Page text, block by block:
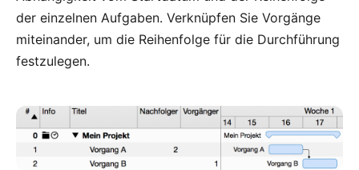
der einzelnen Aufgaben. Verknüpfen Sie Vorgänge
miteinander, um die Reihenfolge für die Durchführung
festzulegen.